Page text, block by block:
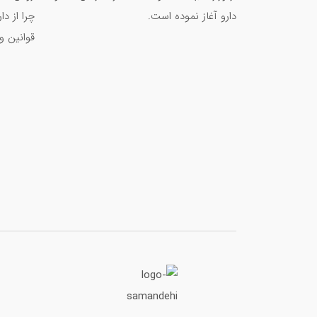
معرفی انواع مکمل بدنسازی + فواید مکمل
بهترین مولتی ویتامین برای بدنسازی کدام
دارو آغاز نموده است.
چرا از
قوانین